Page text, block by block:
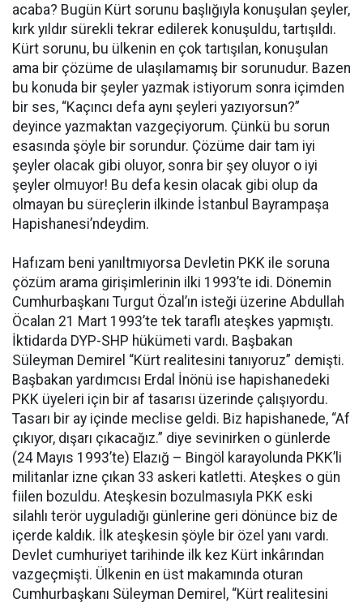
acaba? Bugün Kürt sorunu başlığıyla konuşulan şeyler,
kırk yıldır sürekli tekrar edilerek konuşuldu, tartışıldı.
Kürt sorunu, bu ülkenin en çok tartışılan, konuşulan
ama bir çözüme de ulaşılamamış bir sorunudur. Bazen
bu konuda bir şeyler yazmak istiyorum sonra içimden
bir ses, “Kaçıncı defa aynı şeyleri yazıyorsun?”
deyince yazmaktan vazgeçiyorum. Çünkü bu sorun
esasında şöyle bir sorundur. Çözüme dair tam iyi
şeyler olacak gibi oluyor, sonra bir şey oluyor o iyi
şeyler olmuyor! Bu defa kesin olacak gibi olup da
olmayan bu süreçlerin ilkinde İstanbul Bayrampaşa
Hapishanesi’ndeydim.
Hafızam beni yanıltmıyorsa Devletin PKK ile soruna
çözüm arama girişimlerinin ilki 1993’te idi. Dönemin
Cumhurbaşkanı Turgut Özal’ın isteği üzerine Abdullah
Öcalan 21 Mart 1993’te tek taraflı ateşkes yapmıştı.
İktidarda DYP-SHP hükümeti vardı. Başbakan
Süleyman Demirel “Kürt realitesini tanıyoruz” demişti.
Başbakan yardımcısı Erdal İnönü ise hapishanedeki
PKK üyeleri için bir af tasarısı üzerinde çalışıyordu.
Tasarı bir ay içinde meclise geldi. Biz hapishanede, “Af
çıkıyor, dışarı çıkacağız.” diye sevinirken o günlerde
(24 Mayıs 1993’te) Elazığ – Bingöl karayolunda PKK’li
militanlar izne çıkan 33 askeri katletti. Ateşkes o gün
fiilen bozuldu. Ateşkesin bozulmasıyla PKK eski
silahlı terör uyguladığı günlerine geri dönünce biz de
içerde kaldık. İlk ateşkesin şöyle bir özel yanı vardı.
Devlet cumhuriyet tarihinde ilk kez Kürt inkârından
vazgeçmişti. Ülkenin en üst makamında oturan
Cumhurbaşkanı Süleyman Demirel, “Kürt realitesini